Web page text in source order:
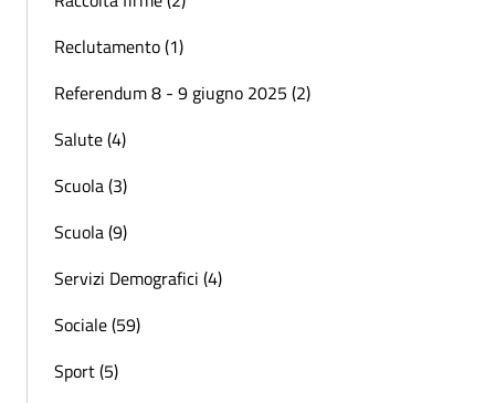
Reclutamento (1)
Referendum 8 - 9 giugno 2025 (2)
Salute (4)
Scuola (3)
Scuola (9)
Servizi Demografici (4)
Sociale (59)
Sport (5)